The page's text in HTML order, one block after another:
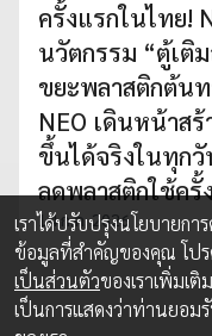
ครั้งแรกในไทย!
นวัตกรรม “ตู้เติ
ขยะพลาสติกต้น
NEO เดินหน้าส
ขึ้นได้จริงในทุก
ลดพลาสติกใช้ครั้
14 ก.ค. 2026
เราได้ปรับปรุงนโยบายก
ข้อมูลที่สำคัญของคุณ โปร
เป็นส่วนตัวของเราเพิ่มเ
เป็นการแสดงว่าท่านยอม